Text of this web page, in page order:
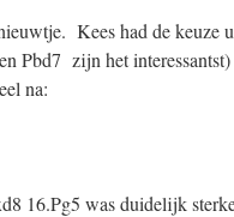
Kees had de keuze
Pbd7 zijn het
na:
16.Pg5 was duidelijk